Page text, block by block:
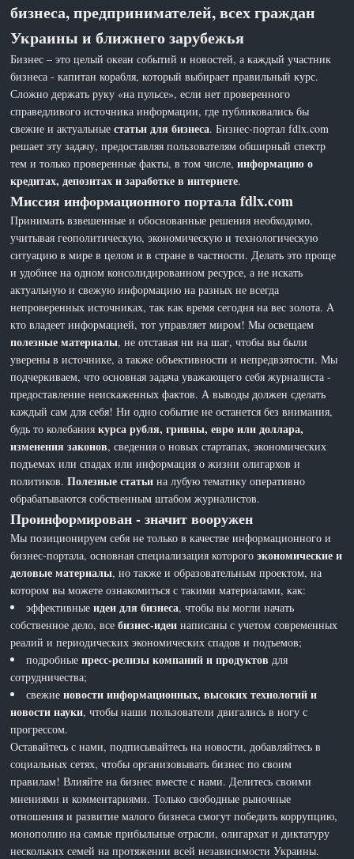
бизнеса, предпринимателей, всех граждан
Украины и ближнего зарубежья
Бизнес – это целый океан событий и новостей, а каждый участник
бизнеса - капитан корабля, который выбирает правильный курс.
Сложно держать руку «на пульсе», если нет проверенного
справедливого источника информации, где публиковались бы
свежие и актуальныестатьи для бизнеса. Бизнес-портал fdlx.com
решает эту задачу, предоставляя пользователям обширный спектр
тем и только проверенные факты, в том числе,информацию о
кредитах, депозитах и заработке в интернете.
Миссия информационного портала fdlx.com
Принимать взвешенные и обоснованные решения необходимо,
учитывая геополитическую, экономическую и технологическую
ситуацию в мире в целом и в стране в частности. Делать это проще
и удобнее на одном консолидированном ресурсе, а не искать
актуальную и свежую информацию на разных не всегда
непроверенных источниках, так как время сегодня на вес золота. А
кто владеет информацией, тот управляет миром! Мы освещаем
полезные материалы, не отставая ни на шаг, чтобы вы были
уверены в источнике, а также объективности и непредвзятости. Мы
подчеркиваем, что основная задача уважающего себя журналиста -
предоставление неискаженных фактов. А выводы должен сделать
каждый сам для себя! Ни одно событие не останется без внимания,
будь то колебаниякурса рубля, гривны, евро или доллара,
изменения законов, сведения о новых стартапах, экономических
подъемах или спадах или информация о жизни олигархов и
политиков.Полезные статьи на лубую тематику оперативно
обрабатываются собственным штабом журналистов.
Проинформирован - значит вооружен
Мы позиционируем себя не только в качестве информационного и
бизнес-портала, основная специализация которогоэкономические и
деловые материалы, но также и образовательным проектом, на
котором вы можете ознакомиться с такими материалами, как:
эффективныеидеи для бизнеса, чтобы вы могли начать
собственное дело, всебизнес-идеи написаны с учетом современных
реалий и периодических экономических спадов и подъемов;
подробныепресс-релизы компаний и продуктов для
сотрудничества;
свежиеновости информационных, высоких технологий и
новости науки, чтобы наши пользователи двигались в ногу с
прогрессом.
Оставайтесь с нами, подписывайтесь на новости, добавляйтесь в
социальных сетях, чтобы организовывать бизнес по своим
правилам! Влияйте на бизнес вместе с нами. Делитесь своими
мнениями и комментариями. Только свободные рыночные
отношения и развитие малого бизнеса смогут победить коррупцию,
монополию на самые прибыльные отрасли, олигархат и диктатуру
нескольких семей на протяжении всей независимости Украины.